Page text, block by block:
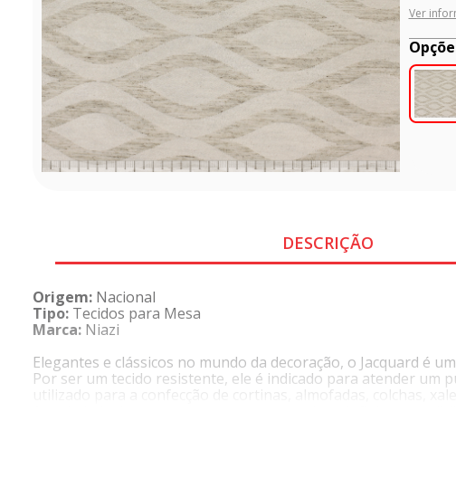
Ver
DESCRIÇÃO
Origem: Nacional
Tipo: Tecidos para Mesa
Marca: Niazi
Elegantes e clássicos no mundo da decoração, o Jacquard é
Por ser um tecido resistente, ele é indicado para atender um
utilizado para a confecção de cortinas, almofadas, colchas,